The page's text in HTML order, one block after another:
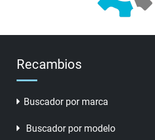
Recambios
Buscador por marca
Buscador por modelo